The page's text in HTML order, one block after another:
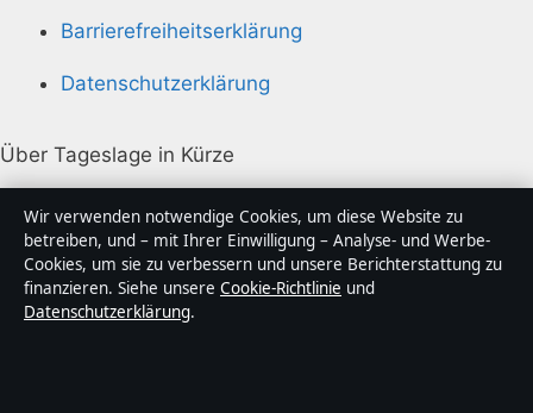
Barrierefreiheitserklärung
Datenschutzerklärung
Über Tageslage in Kürze
Tageslage ist ein unabhängiger digitaler
Nachrichtenanbieter mit Fokus auf Politik, Wirtschaft,
Technik und Gesellschaft in Deutschland. Jeder Artikel
trägt eine Byline, wird von einem Redakteur geprüft
und vor der Veröffentlichung faktengecheckt.
Wir verwenden notwendige Cookies, um diese Website zu
betreiben, und – mit Ihrer Einwilligung – Analyse- und Werbe-
Cookies, um sie zu verbessern und unsere Berichterstattung zu
finanzieren. Siehe unsere Cookie-Richtlinie und
Datenschutzerklärung.